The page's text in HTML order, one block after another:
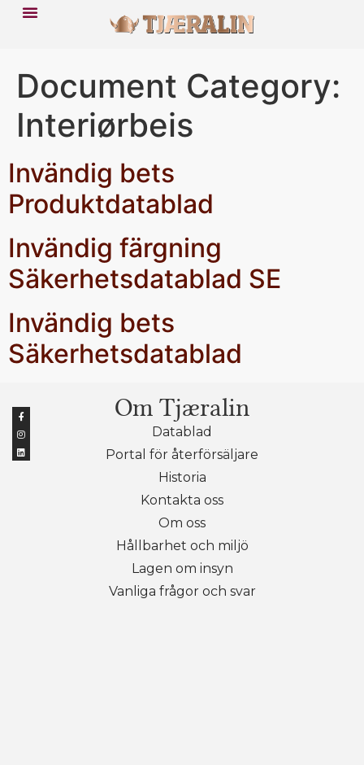
Document Category:
Interiørbeis
Invändig bets
Produktdatablad
Invändig färgning
Säkerhetsdatablad SE
Invändig bets
Säkerhetsdatablad
Om Tjæralin
Datablad
Portal för återförsäljare
Historia
Kontakta oss
Om oss
Hållbarhet och miljö
Lagen om insyn
Vanliga frågor och svar